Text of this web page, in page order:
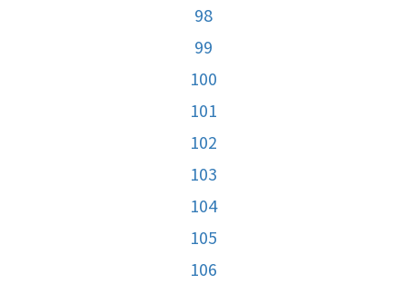
98
99
100
101
102
103
104
105
106